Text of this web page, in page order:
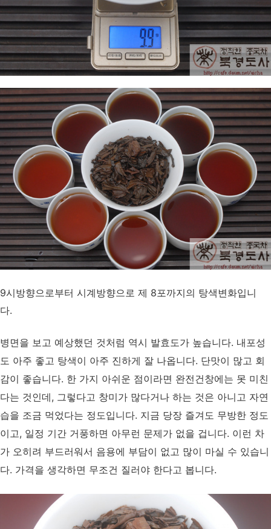
9시방향으로부터 시계방향으로 제 8포까지의 탕색변화입니
다.
병면을 보고 예상했던 것처럼 역시 발효도가 높습니다. 내포성
도 아주 좋고 탕색이 아주 진하게 잘 나옵니다. 단맛이 많고 회
감이 좋습니다. 한 가지 아쉬운 점이라면 완전건창에는 못 미친
다는 것인데, 그렇다고 창미가 많다거나 하는 것은 아니고 자연
습을 조금 먹었다는 정도입니다. 지금 당장 즐겨도 무방한 정도
이고, 일정 기간 거풍하면 아무런 문제가 없을 겁니다. 이런 차
가 오히려 부드러워서 음용에 부담이 없고 많이 마실 수 있습니
다. 가격을 생각하면 무조건 질러야 한다고 봅니다.